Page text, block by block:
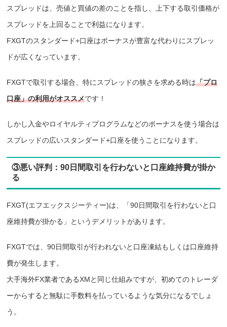
スプレッドは、売値と買値の差のことを指し、上下する取引価格が
スプレッドを上回ることで利益になります。
FXGTのスタンダード+口座はボーナスが豊富な代わりにスプレッ
ドが広くなっています。
FXGTで取引する場合、特にスプレッドの狭さを求める時は「プロ
口座」の利用がオススメです！
しかし入金やロイヤルティプログラムなどのボーナスを使う場合は
スプレッドの広いスタンダード+口座を使うことになります。
③悪い評判：90日間取引を行わないと口座維持費が掛か
る
FXGT(エフエックスジーティー)は、「90日間取引を行わないと口
座維持費が掛かる」というデメリットがあります。
FXGTでは、90日間取引が行われないと口座凍結もしくは口座維持
費が発生します。
大手海外FX業者であるXMと同じ仕組みですが、初めてのトレーダ
ーからすると無駄に手数料を払っているような気分になるでしょ
う。